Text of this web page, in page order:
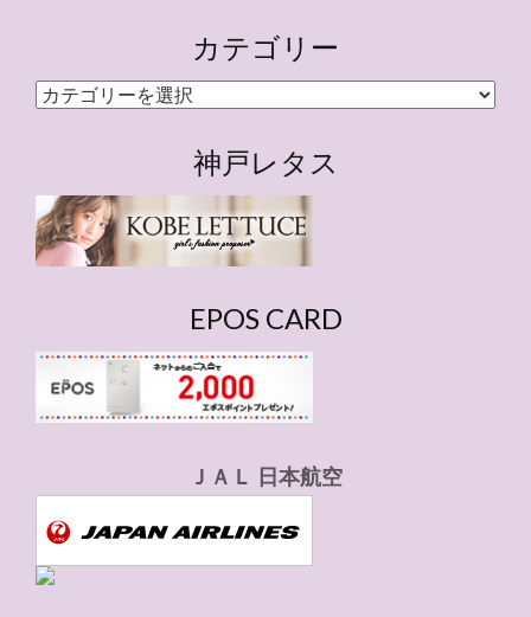
カテゴリー
カ
ー
神戸レタス
EPOS CARD
ＪＡＬ 日本航空